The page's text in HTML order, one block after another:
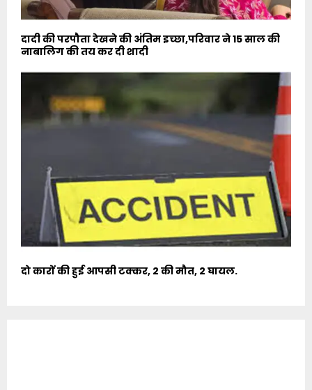
दादी की परपौता देखने की अंतिम इच्छा,परिवार ने 15 साल की
नाबालिग की तय कर दी शादी
दो कारों की हुई आपसी टक्कर, 2 की मौत, 2 घायल.